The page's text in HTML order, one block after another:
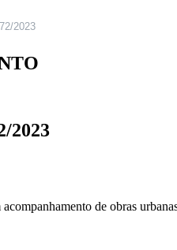
2023
2023
de obras